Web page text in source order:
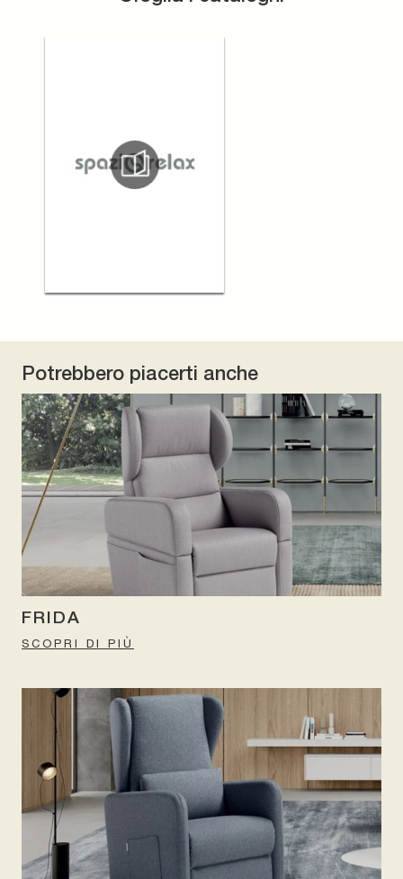
Potrebbero piacerti anche
FRIDA
SCOPRI DI PIÙ